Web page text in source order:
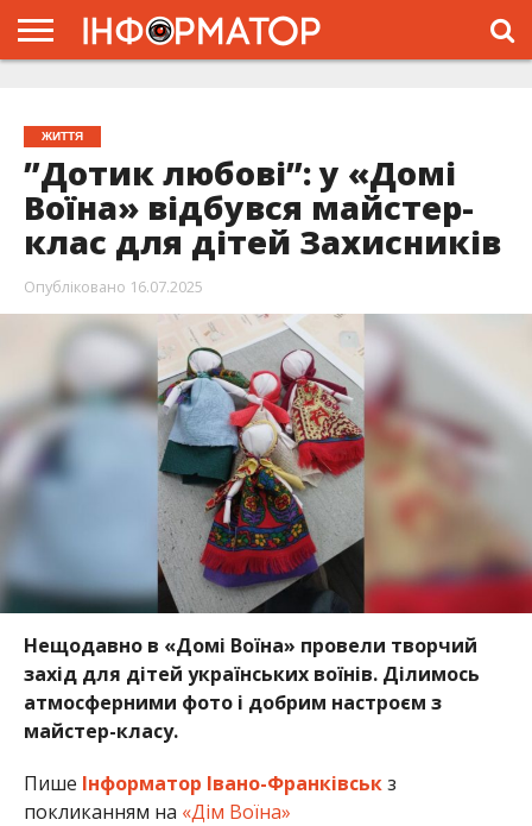
ЖИТТЯ
”Дотик любові”: у «Домі
Воїна» відбувся майстер-
клас для дітей Захисників
Опубліковано 16.07.2025
Нещодавно в «Домі Воїна» провели творчий
захід для дітей українських воїнів. Ділимось
атмосферними фото і добрим настроєм з
майстер-класу.
Пише Інформатор Івано-Франківськз
покликанням на «Дім Воїна»